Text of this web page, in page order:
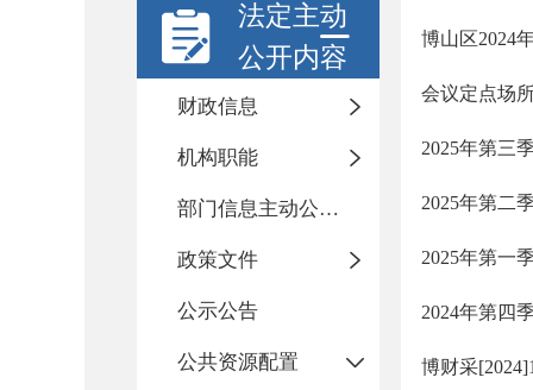
法定主动
公开内容
财政信息
机构职能
部门信息主动公开基本目录
政策文件
公示公告
公共资源配置
博山区2024
会议定点场
2025年第三
2025年第二
2025年第一
2024年第四
博财采